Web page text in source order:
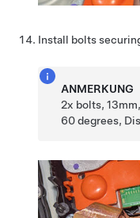
Install bolts
ANMERKUNG
2x bolts,
60 degrees,